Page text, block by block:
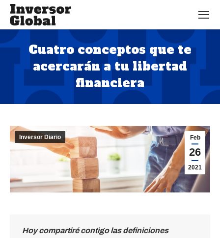
Cuatro conceptos que te
acercarán a tu libertad
financiera
Estás aquí:
Feb
26
2021
Inversor Diario
Hoy compartiré contigo las definiciones